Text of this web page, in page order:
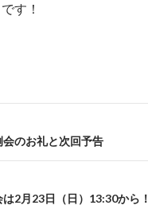
す！
会のお礼と次回予告
2月23日（日）13:30から！